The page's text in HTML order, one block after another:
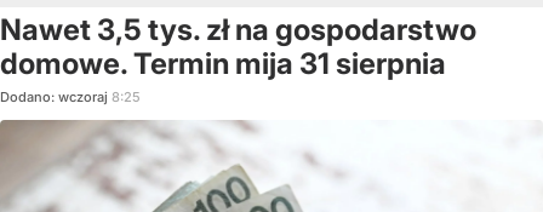
Nawet 3,5 tys. zł na gospodarstwo
domowe. Termin mija 31 sierpnia
Dodano: wczoraj 8:25